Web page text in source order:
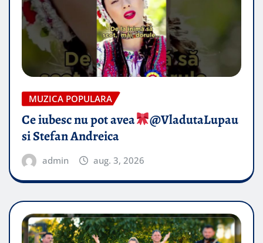
MUZICA POPULARA
Ce iubesc nu pot avea
​@VladutaLupau
si Stefan Andreica
admin aug. 3, 2026